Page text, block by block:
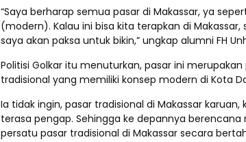
“Saya berharap semua pasar di Makassar, ya
(modern). Kalau ini bisa kita terapkan di Makassar,
saya akan paksa untuk bikin,” ungkap alumni FH
Politisi Golkar itu menuturkan, pasar ini
tradisional yang memiliki konsep modern di Kota
Ia tidak ingin, pasar tradisional di Makassar
terasa pengap. Sehingga ke depannya
persatu pasar tradisional di Makassar secara